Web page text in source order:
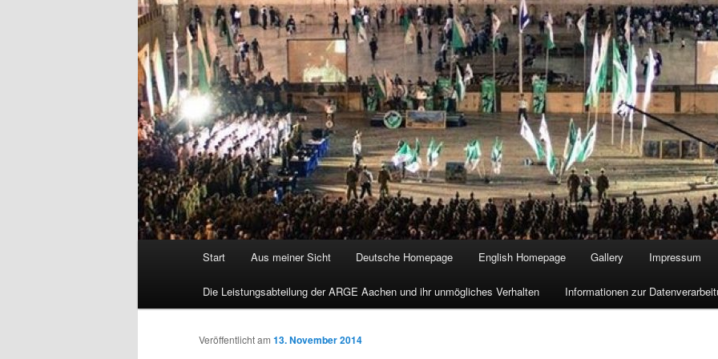
Start Aus meiner Sicht Deutsche Homepage English Homepage Gallery Impressum
Die Leistungsabteilung der ARGE Aachen und ihr unmögliches Verhalten Informationen zur
Veröffentlicht am 13. November 2014